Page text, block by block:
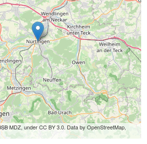
MDZ, under CC BY 3.0. Data by OpenStreetMap,